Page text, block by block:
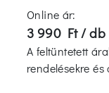
Online ár:
3 990 Ft / db
A feltüntetett
rendelésekre és